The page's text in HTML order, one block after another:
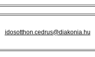
idosotthon.cedrus@diakonia.hu